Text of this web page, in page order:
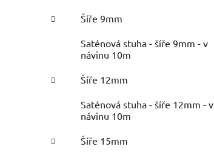
Šíře 9mm
Saténová stuha - šíře 9mm - v
návinu 10m
Šíře 12mm
Saténová stuha - šíře 12mm - v
návinu 10m
Šíře 15mm